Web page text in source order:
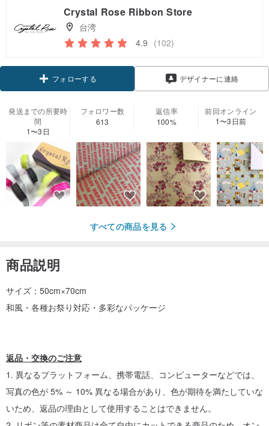
Crystal Rose Ribbon Store
台湾
4.9 (102)
フォローする デザイナーに連絡
発送までの所要時
間
1〜3日
フォロワー数
613
返信率
100%
前回オンライン
1〜3日前
すべての商品を見る
商品説明
サイズ：50cm×70cm
和風・各種お祭り対応・多彩なパッケージ
返品・交換のご注意
1. 異なるプラットフォーム、携帯電話、コンピューターなどでは、
写真の色が 5% ～ 10% 異なる場合があり、色が期待を満たしていな
いため、返品の理由として使用することはできません。